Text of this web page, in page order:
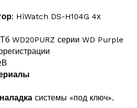
: HiWatch DS-H104G 4х
WD20PURZ серии WD Purple
системы «под ключ».